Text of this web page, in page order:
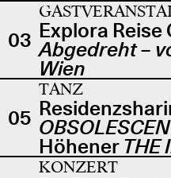
03 Explora Reise
Abgedreht –
Wien
05
TANZ
Höhener THE
KONZERT